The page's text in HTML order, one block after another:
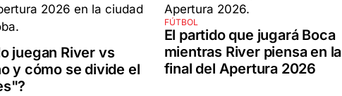
juegan River vs
y cómo se divide el
FÚTBOL
El partido que jugará Boca
mientras River piensa en la
final del Apertura 2026